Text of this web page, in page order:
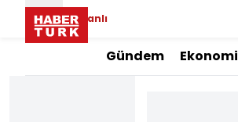
Canlı
Gündem Ekonomi